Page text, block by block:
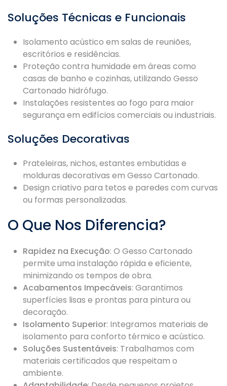
Soluções Técnicas e Funcionais
Isolamento acústico em salas de reuniões,
escritórios e residências.
Proteção contra humidade em áreas como
casas de banho e cozinhas, utilizando Gesso
Cartonado hidrófugo.
Instalações resistentes ao fogo para maior
segurança em edifícios comerciais ou industriais.
Soluções Decorativas
Prateleiras, nichos, estantes embutidas e
molduras decorativas em Gesso Cartonado.
Design criativo para tetos e paredes com curvas
ou formas personalizadas.
O Que Nos Diferencia?
Rapidez na Execução: O Gesso Cartonado
permite uma instalação rápida e eficiente,
minimizando os tempos de obra.
Acabamentos Impecáveis: Garantimos
superfícies lisas e prontas para pintura ou
decoração.
Isolamento Superior: Integramos materiais de
isolamento para conforto térmico e acústico.
Soluções Sustentáveis: Trabalhamos com
materiais certificados que respeitam o
ambiente.